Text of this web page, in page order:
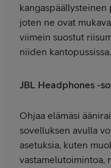
kangaspäällysteinen
joten ne ovat
viimein suostut
niiden kantopussissa.
JBL Headphones -
Ohjaa elämäsi
sovelluksen avulla
asetuksia, kuten
vastamelutoimintoa,